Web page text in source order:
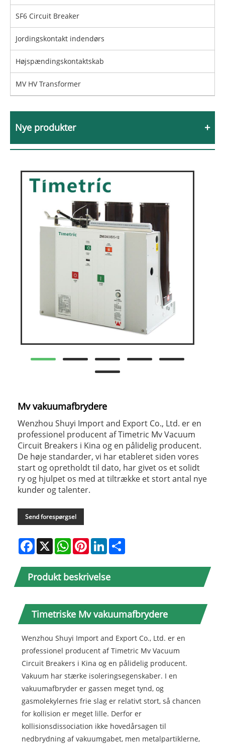
SF6 Circuit Breaker
Jordingskontakt indendørs
Højspændingskontaktskab
MV HV Transformer
Nye produkter
Mv vakuumafbrydere
Wenzhou Shuyi Import and Export Co., Ltd. er en
professionel producent af Timetric Mv Vacuum
Circuit Breakers i Kina og en pålidelig producent.
De høje standarder, vi har etableret siden vores
start og opretholdt til dato, har givet os et solidt
ry og hjulpet os med at tiltrække et stort antal nye
kunder og talenter.
Send forespørgsel
Facebook
X WhatsAppPinterestLinkedIn
Produkt beskrivelse
Timetriske Mv vakuumafbrydere
Wenzhou Shuyi Import and Export Co., Ltd. er en
professionel producent af Timetric Mv Vacuum
Circuit Breakers i Kina og en pålidelig producent.
Vakuum har stærke isoleringsegenskaber. I en
vakuumafbryder er gassen meget tynd, og
gasmolekylernes frie slag er relativt stort, så chancen
for kollision er meget lille. Derfor er
kollisionsdissociation ikke hovedårsagen til
nedbrydning af vakuumgabet, men metalpartiklerne,